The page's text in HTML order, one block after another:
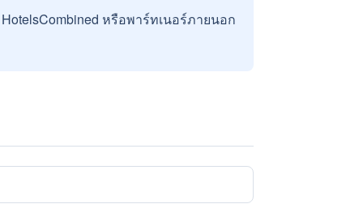
หรือพาร์ทเนอร์ภายนอก